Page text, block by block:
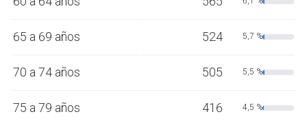
65 a 69 años 524 5,7 %
70 a 74 años 505 5,5 %
75 a 79 años 416 4,5 %